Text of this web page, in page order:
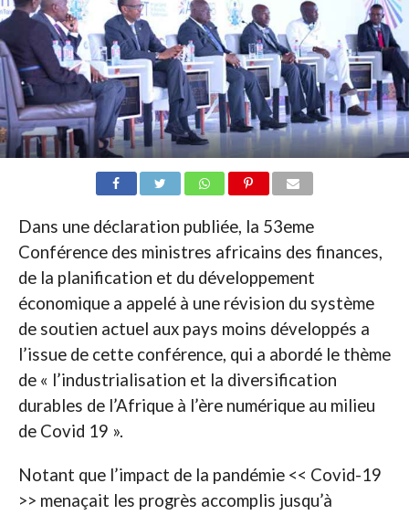
Dans une déclaration publiée, la 53eme
Conférence des ministres africains des finances,
de la planification et du développement
économique a appelé à une révision du système
de soutien actuel aux pays moins développés a
l’issue de cette conférence, qui a abordé le thème
de « l’industrialisation et la diversification
durables de l’Afrique à l’ère numérique au milieu
de Covid 19 ».
Notant que l’impact de la pandémie << Covid-19
>> menaçait les progrès accomplis jusqu’à